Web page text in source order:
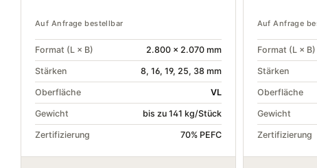
Auf Anfrage bestellbar
Format (L × B) 2.800 × 2.070 mm
Stärken 8, 16, 19, 25, 38 mm
Oberfläche VL
Gewicht bis zu 141 kg/Stück
Zertifizierung 70% PEFC
Auf Anfrage
Format (L × B)
Stärken
Oberfläche
Gewicht
Zertifizierung